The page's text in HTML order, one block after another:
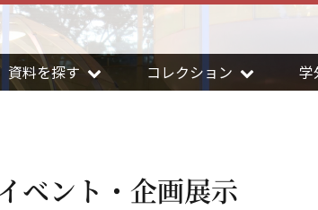
資料を探す コレクション 学
ベント・企画展示